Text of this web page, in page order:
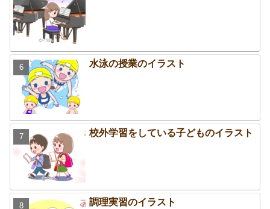
水泳の授業のイラスト
校外学習をしている子どものイラスト
調理実習のイラスト